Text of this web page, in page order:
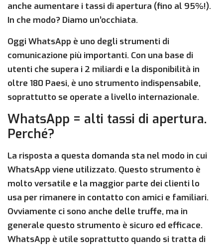
anche aumentare i tassi di apertura (fino al 95%!).
In che modo? Diamo un’occhiata.
Oggi WhatsApp è uno degli strumenti di
comunicazione più importanti. Con una base di
utenti che supera i 2 miliardi e la disponibilità in
oltre 180 Paesi, è uno strumento indispensabile,
soprattutto se operate a livello internazionale.
WhatsApp = alti tassi di apertura.
Perché?
La risposta a questa domanda sta nel modo in cui
WhatsApp viene utilizzato. Questo strumento è
molto versatile e la maggior parte dei clienti lo
usa per rimanere in contatto con amici e familiari.
Ovviamente ci sono anche delle truffe, ma in
generale questo strumento è sicuro ed efficace.
WhatsApp è utile soprattutto quando si tratta di